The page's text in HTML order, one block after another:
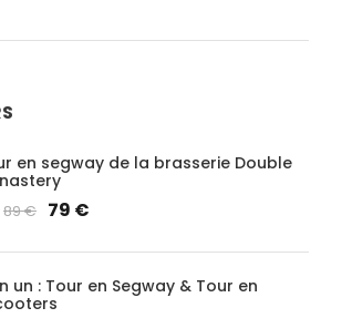
en segway de la brasserie Double
89 € 79 €
un : Tour en Segway & Tour en